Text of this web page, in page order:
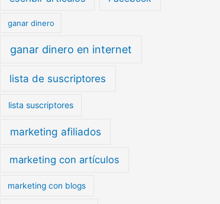
ganar dinero
ganar dinero en internet
lista de suscriptores
lista suscriptores
marketing afiliados
marketing con artículos
marketing con blogs